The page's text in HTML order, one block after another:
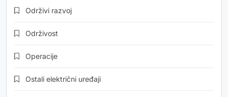
Održivi razvoj
Održivost
Operacije
Ostali električni uređaji